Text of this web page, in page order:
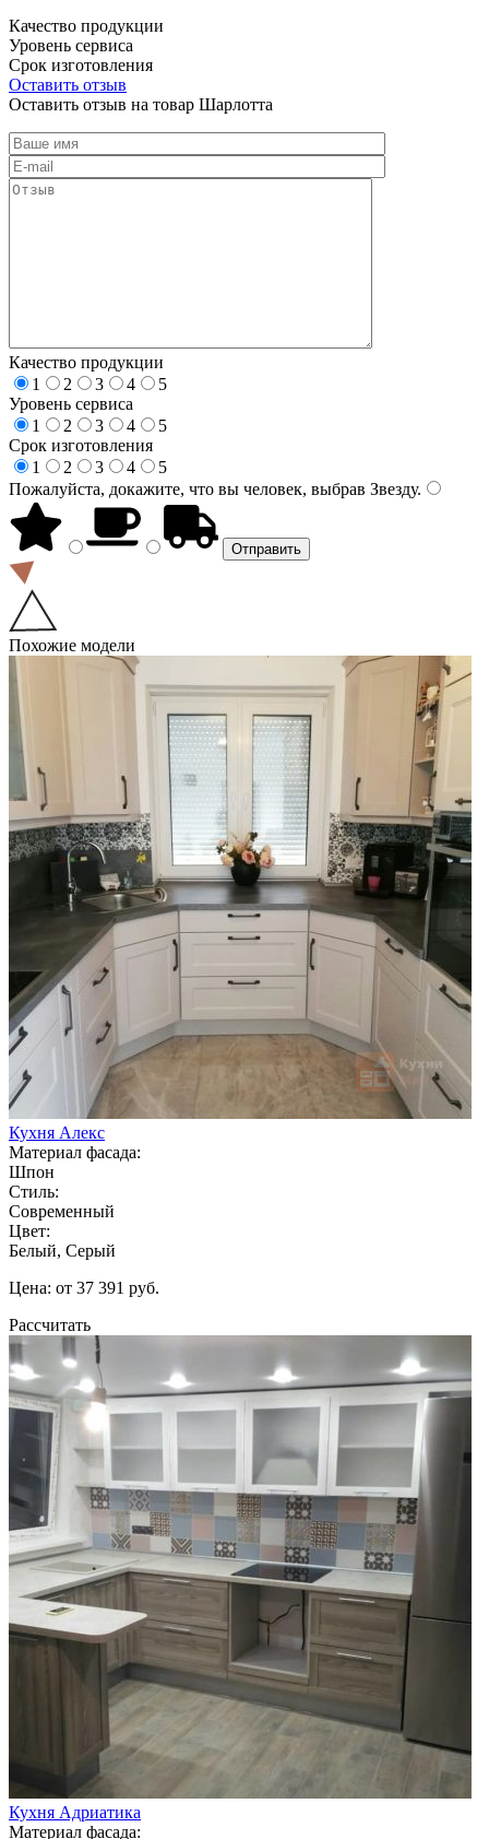
Качество продукции
Уровень сервиса
Срок изготовления
Оставить отзыв
Оставить отзыв на товар Шарлотта
Качество продукции
1
2 3 4
5
Уровень сервиса
1
2 3 4
5
Срок изготовления
1
2 3 4
5
Пожалуйста, докажите, что вы человек, выбрав Звезду.
Похожие модели
Кухня Алекс
Материал фасада:
Шпон
Стиль:
Современный
Цвет:
Белый, Серый
Цена: от 37 391 руб.
Рассчитать
Кухня Адриатика
Материал фасада: